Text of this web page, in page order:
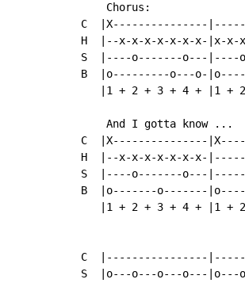
    Chorus:
C  |X---------------
H  |--x-x-x-x-x-x-x-|x-x-
S  |----o-------o---|----
B  |o---------o---o-
|1 + 2 + 3 + 4 + |1 +
    And I gotta know ...
C  |X---------------
H  |--x-x-x-x-x-x-x-
S  |----o-------o---
B  |o-------o-------
|1 + 2 + 3 + 4 + |1 +
C  |----------------
S  |o---o---o---o---|o---